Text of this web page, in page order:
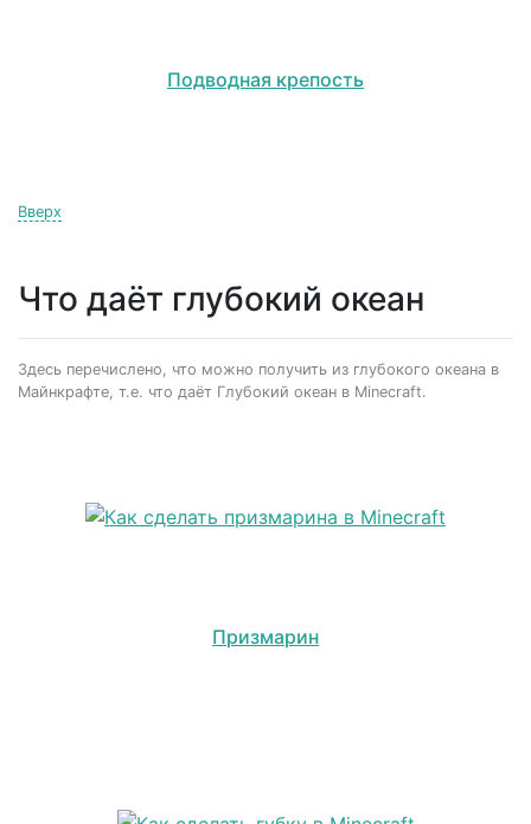
Подводная крепость
Вверх
Что даёт глубокий океан
Здесь перечислено, что можно получить из глубокого океана в
Майнкрафте, т.е. что даёт Глубокий океан в Minecraft.
Призмарин